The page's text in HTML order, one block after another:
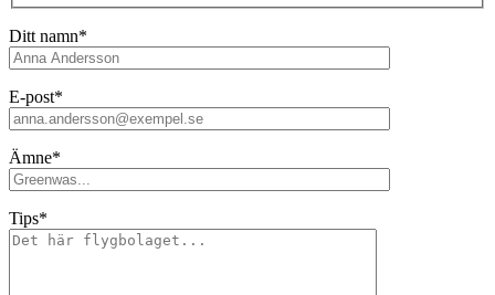
Ditt namn*
E-post*
Ämne*
Tips*